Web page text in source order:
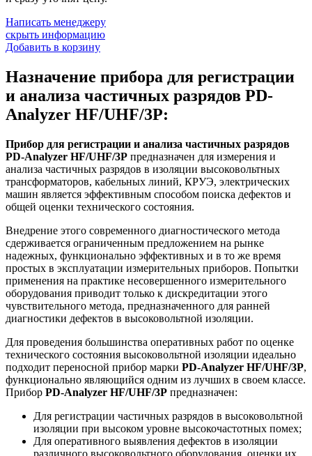
Написать менеджеру
скрыть информацию
Добавить в корзину
Назначение прибора для регистрации
и анализа частичных разрядов PD-
Analyzer HF/UHF/3P:
Прибор для регистрации и анализа частичных разрядов
PD-Analyzer HF/UHF/3P предназначен для измерения и
анализа частичных разрядов в изоляции высоковольтных
трансформаторов, кабельных линий, КРУЭ, электрических
машин является эффективным способом поиска дефектов и
общей оценки технического состояния.
Внедрение этого современного диагностического метода
сдерживается ограниченным предложением на рынке
надежных, функционально эффективных и в то же время
простых в эксплуатации измерительных приборов. Попытки
применения на практике несовершенного измерительного
оборудования приводит только к дискредитации этого
чувствительного метода, предназначенного для ранней
диагностики дефектов в высоковольтной изоляции.
Для проведения большинства оперативных работ по оценке
технического состояния высоковольтной изоляции идеально
подходит переносной прибор марки PD-Analyzer HF/UHF/3P,
функционально являющийся одним из лучших в своем классе.
Прибор PD-Analyzer HF/UHF/3P предназначен:
Для регистрации частичных разрядов в высоковольтной
изоляции при высоком уровне высокочастотных помех;
Для оперативного выявления дефектов в изоляции
различного высоковольтного оборудования, оценки их